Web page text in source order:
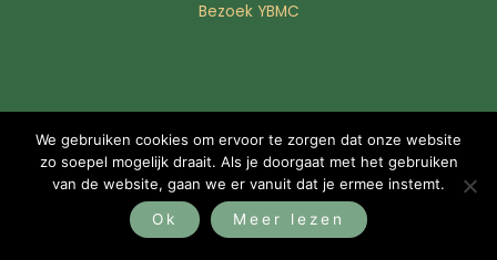
Bezoek YBMC
We gebruiken cookies om ervoor te zorgen dat onze website
zo soepel mogelijk draait. Als je doorgaat met het gebruiken
van de website, gaan we er vanuit dat je ermee instemt.
Ok
Meer lezen